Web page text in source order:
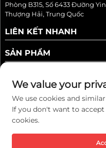
Phòng B315, Số 6433 Đường
Thượng Hải, Trung Quốc
LIÊN KẾT NHANH
SẢN PHẨM
Theo
Bản quyền © 2025 Kaiwei
We value your
We use cookies and
If you don't want to accept
cookies.